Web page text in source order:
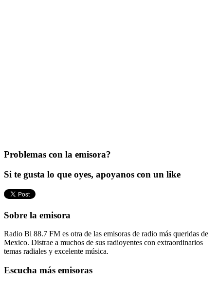
Problemas con la emisora?
Si te gusta lo que oyes, apoyanos con un like
Sobre la emisora
Radio Bi 88.7 FM es otra de las emisoras de radio más queridas de
Mexico. Distrae a muchos de sus radioyentes con extraordinarios
temas radiales y excelente música.
Escucha más emisoras